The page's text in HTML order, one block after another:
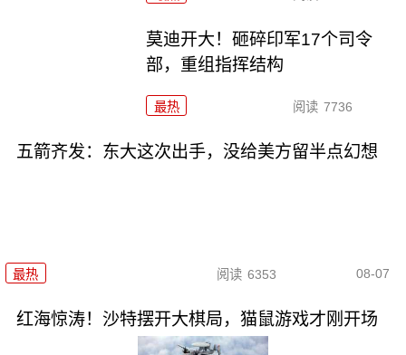
莫迪开大！砸碎印军17个司令
部，重组指挥结构
最热 阅读 7736
五箭齐发：东大这次出手，没给美方留半点幻想
最热 阅读 6353 08-07
红海惊涛！沙特摆开大棋局，猫鼠游戏才刚开场